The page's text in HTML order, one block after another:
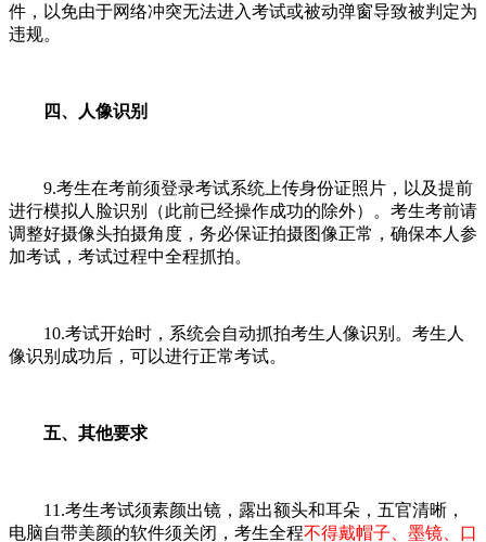
件，以免由于网络冲突无法进入考试或被动弹窗导致被判定为
违规。
四、人像识别
9.考生在考前须登录考试系统上传身份证照片，以及提前
进行模拟人脸识别（此前已经操作成功的除外）。考生考前请
调整好摄像头拍摄角度，务必保证拍摄图像正常，确保本人参
加考试，考试过程中全程抓拍。
10.考试开始时，系统会自动抓拍考生人像识别。考生人
像识别成功后，可以进行正常考试。
五、其他要求
11.考生考试须素颜出镜，露出额头和耳朵，五官清晰，
电脑自带美颜的软件须关闭，考生全程不得戴帽子、墨镜、口